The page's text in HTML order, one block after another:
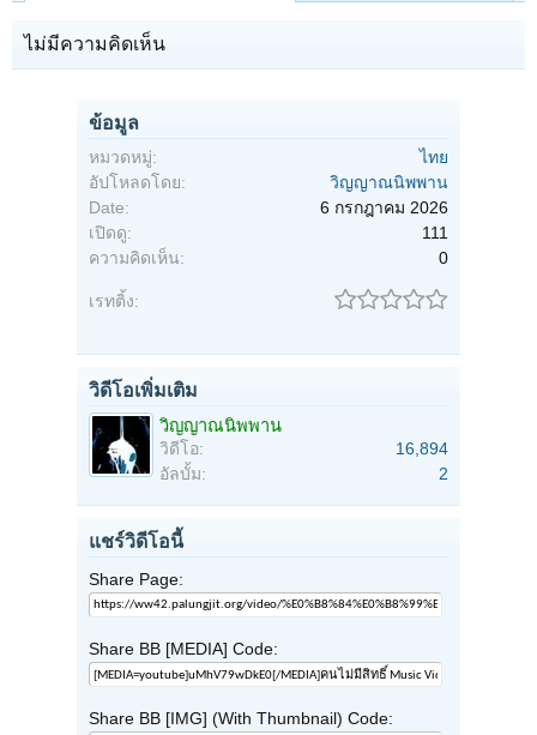
ไม่มีความคิดเห็น
ข้อมูล
หมวดหมู่:
ไทย
อัปโหลดโดย:
วิญญาณนิพพาน
Date:
6 กรกฎาคม 2026
เปิดดู:
111
ความคิดเห็น:
0
เรทติ้ง:
วิดีโอเพิ่มเติม
วิญญาณนิพพาน
วิดีโอ:
16,894
อัลบั้ม:
2
แชร์วิดีโอนี้
Share Page:
Share BB [MEDIA] Code:
Share BB [IMG] (With Thumbnail) Code: